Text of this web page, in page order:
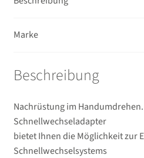
Marke
Beschreibung
Nachrüstung im
Schnellwechseladapter
bietet Ihnen die Möglichkeit zur
Schnellwechselsystems